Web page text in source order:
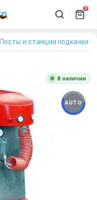
0
Посты и станции подкачки
В наличии
AUTO